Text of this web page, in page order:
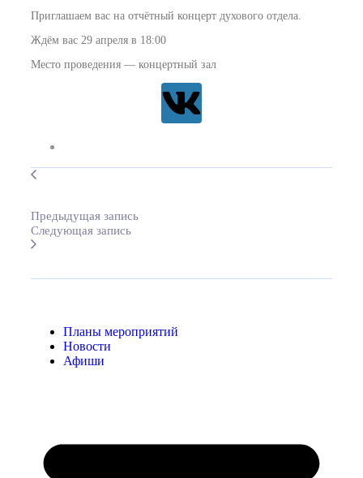
Планы мероприятий
Новости
Афиши
Приглашаем вас на отчётный концерт духового отдела.
Ждём вас 29 апреля в 18:00
Место проведения — концертный зал
Предыдущая запись
Следующая запись